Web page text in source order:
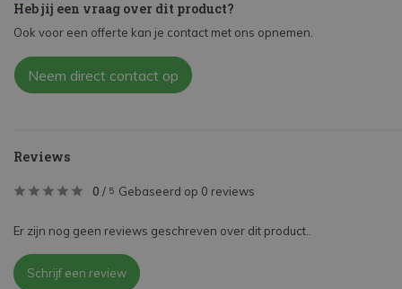
Heb jij een vraag over dit product?
Ook voor een offerte kan je contact met ons opnemen.
Neem direct contact op
Reviews
0 / 5 Gebaseerd op 0 reviews
Er zijn nog geen reviews geschreven over dit product..
Schrijf een review